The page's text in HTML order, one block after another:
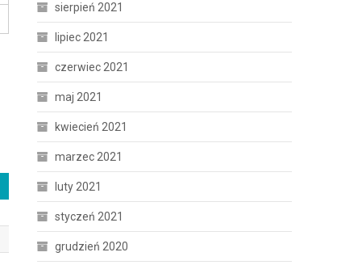
sierpień 2021
lipiec 2021
czerwiec 2021
maj 2021
kwiecień 2021
marzec 2021
luty 2021
styczeń 2021
grudzień 2020